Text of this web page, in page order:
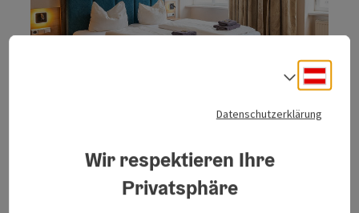
Ankommen. Einchecken. Und den
Im Quellenviertel gibt’s Wellnesshotels, die nicht laut
sein müssen, um gutzutun. Orte mit warmem Wasser,
Datenschutzerklärung
Wir respektieren Ihre
Privatsphäre